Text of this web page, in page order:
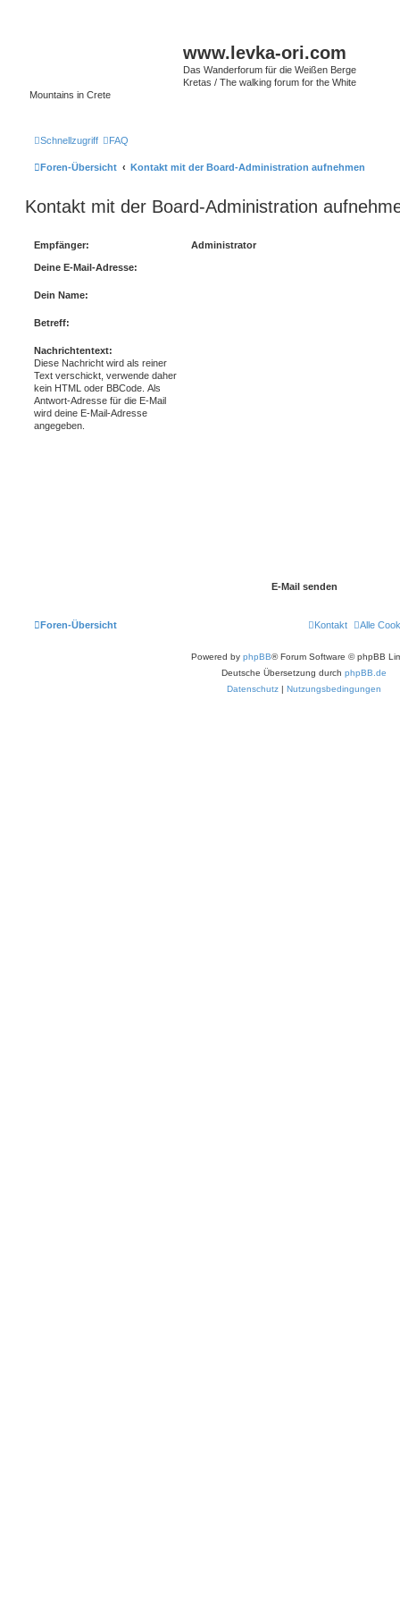
www.levka-ori.com
Das Wanderforum für die Weißen Berge
Kretas / The walking forum for the White
Mountains in Crete
Schnellzugriff FAQ
Foren-Übersicht Kontakt mit der Board-Administration aufnehmen
Kontakt mit der Board-Administration
Empfänger: Administrator
Deine E-Mail-Adresse:
Dein Name:
Betreff:
Nachrichtentext:
Diese Nachricht wird als reiner
Text verschickt, verwende daher
kein HTML oder BBCode. Als
Antwort-Adresse für die E-Mail
wird deine E-Mail-Adresse
angegeben.
Foren-Übersicht Alle
Kontakt
Powered by phpBB® Forum Software © phpBB
Deutsche Übersetzung durch phpBB.de
Datenschutz | Nutzungsbedingungen